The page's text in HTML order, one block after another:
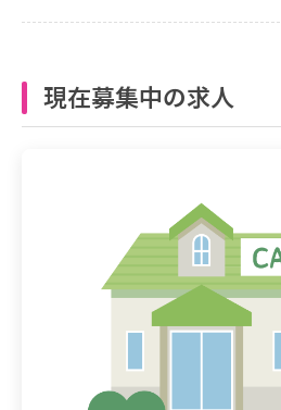
現在募集中の求人